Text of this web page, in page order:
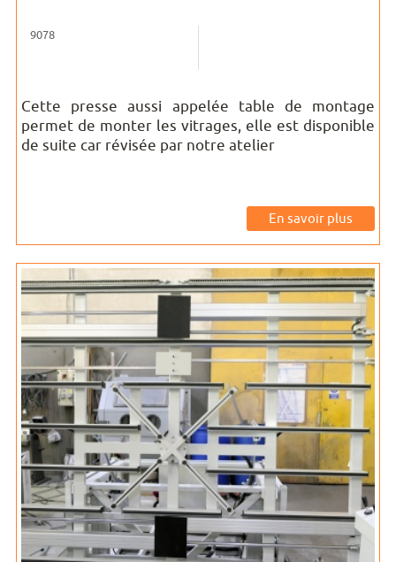
9078
Cette presse aussi appelée table de montage
permet de monter les vitrages, elle est disponible
de suite car révisée par notre atelier
En savoir plus